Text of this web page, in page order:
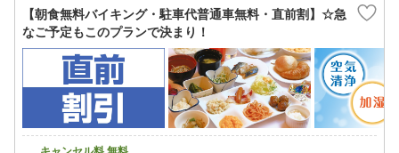
【朝食無料バイキング・駐車代普通車無料・直前割】☆急
なご予定もこのプランで決まり！